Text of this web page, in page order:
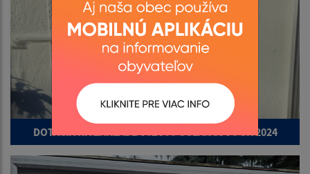
DOTÁCIA NA ZÁKLADE VÝZVY POSLANCOV PSK 2024